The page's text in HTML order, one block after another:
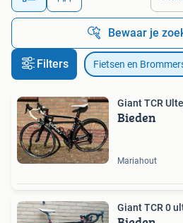
Bewaar je
Filters Fietsen en
Giant TCR
Bieden
Mariahout
Giant TCR 0